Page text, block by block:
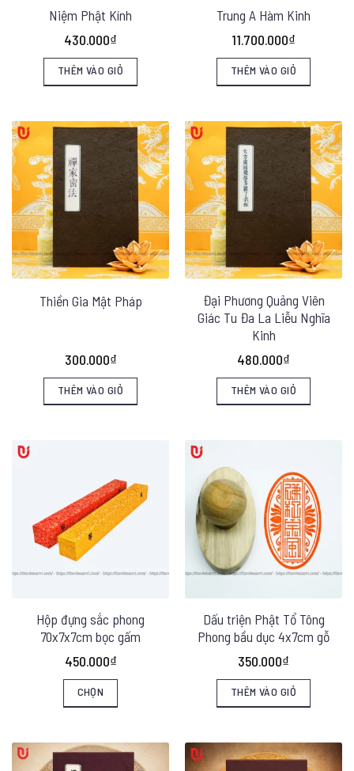
chọn
có
thể
được
trên
trang
phẩm
Niệm Phật Kính
430.000₫
THÊM VÀO GIỎ
Trung A Hàm Kinh
11.700.000₫
THÊM VÀO GIỎ
Thiền Gia Mật Pháp
300.000₫
THÊM VÀO GIỎ
Đại Phương Quảng Viên
Giác Tu Đa La Liễu Nghĩa
Kinh
480.000₫
THÊM VÀO GIỎ
Hộp đựng sắc phong
70x7x7cm bọc gấm
450.000₫
CHỌN
phẩm
Dấu triện Phật Tổ Tông
Phong bầu dục 4x7cm gỗ
350.000₫
THÊM VÀO GIỎ